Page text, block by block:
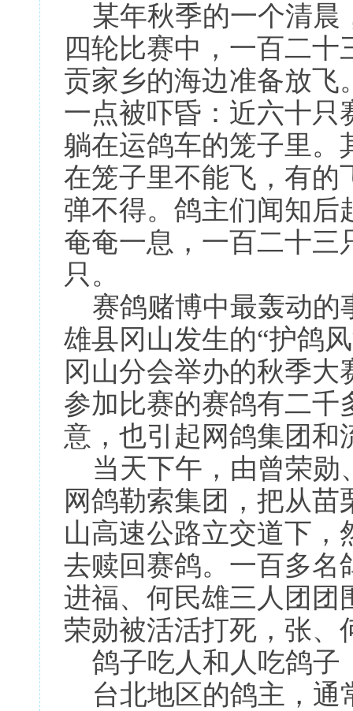
某年秋季的一个清晨
四轮比赛中，一百二
贡家乡的海边准备放飞
一点被吓昏：近六十只
躺在运鸽车的笼子里。
在笼子里不能飞，有的
弹不得。鸽主们闻知后
奄奄一息，一百二十三
只。
赛鸽赌博中最轰动的
雄县冈山发生的“护鸽
冈山分会举办的秋季
参加比赛的赛鸽有二千
意，也引起网鸽集团和
当天下午，由曾荣勋
网鸽勒索集团，把从
山高速公路立交道下，
去赎回赛鸽。一百多名
进福、何民雄三人团团
荣勋被活活打死，张、
鸽子吃人和人吃鸽子
台北地区的鸽主，通